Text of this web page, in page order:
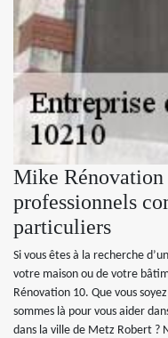
Mike
professionnels
particuliers
Si vous êtes à la recherche
votre maison ou de votre
Rénovation 10. Que vous
sommes là pour vous aider
dans la ville de Metz Robert ?